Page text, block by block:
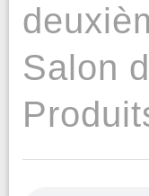
Salon